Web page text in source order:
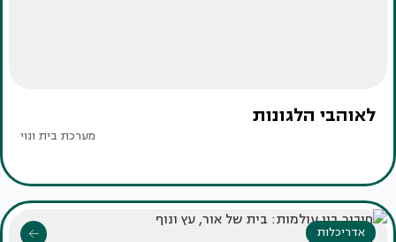
לאוהבי הלגונות
מערכת בית ונוי
אדריכלות